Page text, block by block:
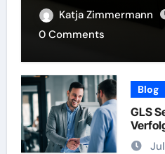
Katja Zimmermann
0 Comments
Blog
GLS